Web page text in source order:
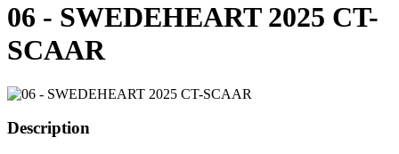
06 - SWEDEHEART 2025 CT-
SCAAR
Description